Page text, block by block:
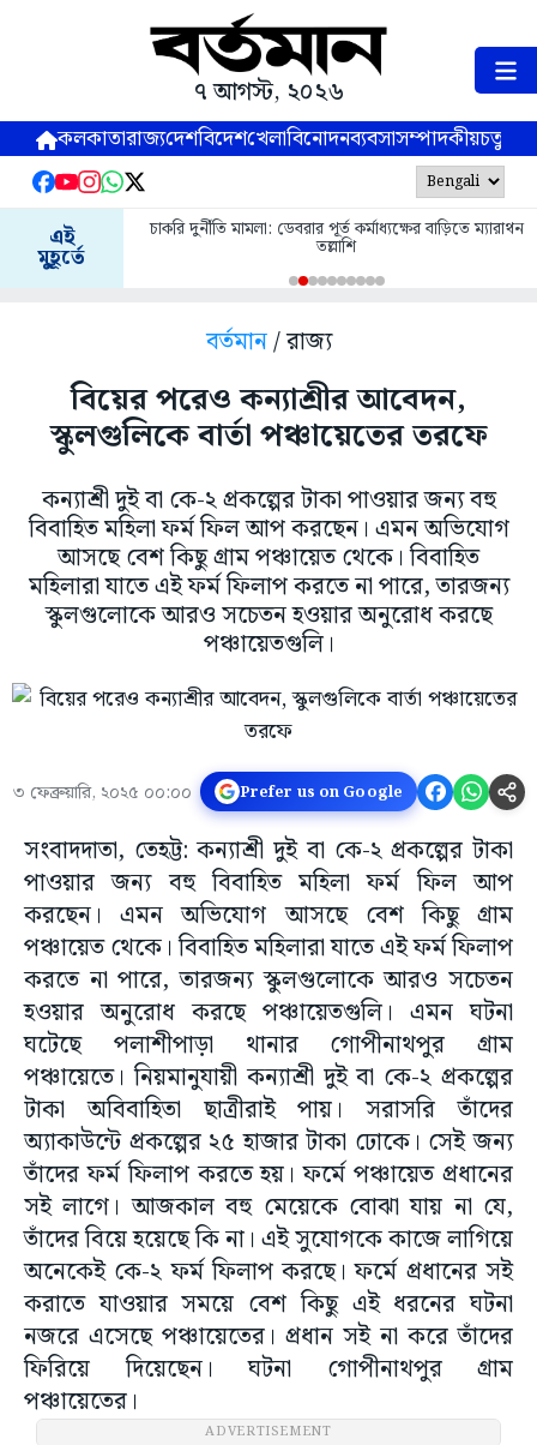
৭ আগস্ট, ২০২৬
কলকাতারাজ্যদেশবিদেশখেলাবিনোদনব্যবসাসম্পাদকীয়
এই
মুহূর্তে
চাকরি দুর্নীতি মামলা: ডেবরার পূর্ত কর্মাধ্যক্ষের বাড়িতে ম্যারাথন
তল্লাশি
বর্তমান/ রাজ্য
বিয়ের পরেও কন্যাশ্রীর আবেদন,
স্কুলগুলিকে বার্তা পঞ্চায়েতের তরফে
কন্যাশ্রী দুই বা কে-২ প্রকল্পের টাকা পাওয়ার জন্য বহু
বিবাহিত মহিলা ফর্ম ফিল আপ করছেন। এমন অভিযোগ
আসছে বেশ কিছু গ্রাম পঞ্চায়েত থেকে। বিবাহিত
মহিলারা যাতে এই ফর্ম ফিলাপ করতে না পারে, তারজন্য
স্কুলগুলোকে আরও সচেতন হওয়ার অনুরোধ করছে
পঞ্চায়েতগুলি।
৩ ফেব্রুয়ারি, ২০২৫ ০০:০০ Prefer us on Google
সংবাদদাতা, তেহট্ট: কন্যাশ্রী দুই বা কে-২ প্রকল্পের টাকা
পাওয়ার জন্য বহু বিবাহিত মহিলা ফর্ম ফিল আপ
করছেন। এমন অভিযোগ আসছে বেশ কিছু গ্রাম
পঞ্চায়েত থেকে। বিবাহিত মহিলারা যাতে এই ফর্ম ফিলাপ
করতে না পারে, তারজন্য স্কুলগুলোকে আরও সচেতন
হওয়ার অনুরোধ করছে পঞ্চায়েতগুলি। এমন ঘটনা
ঘটেছে পলাশীপাড়া থানার গোপীনাথপুর গ্রাম
পঞ্চায়েতে। নিয়মানুযায়ী কন্যাশ্রী দুই বা কে-২ প্রকল্পের
টাকা অবিবাহিতা ছাত্রীরাই পায়। সরাসরি তাঁদের
অ্যাকাউন্টে প্রকল্পের ২৫ হাজার টাকা ঢোকে। সেই জন্য
তাঁদের ফর্ম ফিলাপ করতে হয়। ফর্মে পঞ্চায়েত প্রধানের
সই লাগে। আজকাল বহু মেয়েকে বোঝা যায় না যে,
তাঁদের বিয়ে হয়েছে কি না। এই সুযোগকে কাজে লাগিয়ে
অনেকেই কে-২ ফর্ম ফিলাপ করছে। ফর্মে প্রধানের সই
করাতে যাওয়ার সময়ে বেশ কিছু এই ধরনের ঘটনা
নজরে এসেছে পঞ্চায়েতের। প্রধান সই না করে তাঁদের
ফিরিয়ে দিয়েছেন। ঘটনা গোপীনাথপুর গ্রাম
পঞ্চায়েতের।
ADVERTISEMENT